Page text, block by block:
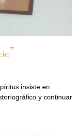
insiste en
y continuar